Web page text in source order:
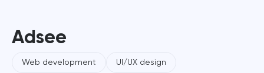
Adsee
Web development UI/UX design